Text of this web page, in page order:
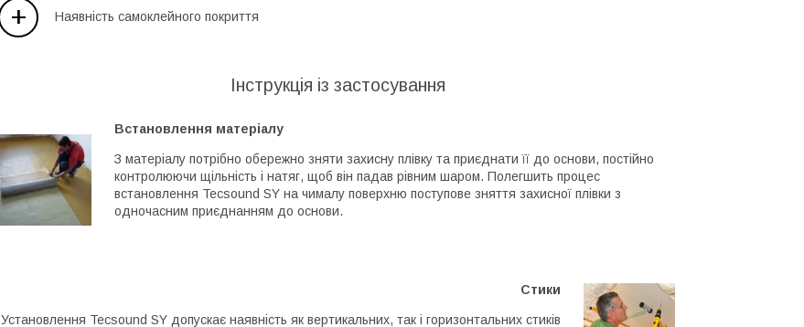
+ Наявність самоклейного покриття
Інструкція із застосування
Встановлення матеріалу
З матеріалу потрібно обережно зняти захисну плівку та приєднати її до основи, постійно
контролюючи щільність і натяг, щоб він падав рівним шаром. Полегшить процес
встановлення Tecsound SY на чималу поверхню поступове зняття захисної плівки з
одночасним приєднанням до основи.
Стики
Установлення Tecsound SY допускає наявність як вертикальних, так і горизонтальних стиків